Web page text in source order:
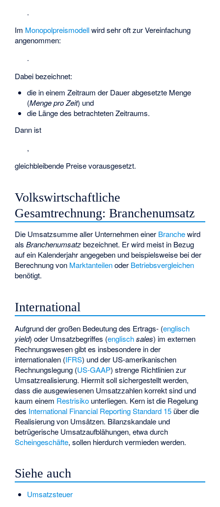
.
Im Monopolpreismodellwird sehr oft zur Vereinfachung
angenommen:
.
Dabei bezeichnet:
die in einem Zeitraum der Dauerabgesetzte Menge
(Menge pro Zeit) und
die Länge des betrachteten Zeitraums.
Dann ist
,
gleichbleibende Preise vorausgesetzt.
Volkswirtschaftliche
Gesamtrechnung: Branchenumsatz
Die Umsatzsumme aller Unternehmen einer Branchewird
alsBranchenumsatzbezeichnet. Er wird meist in Bezug
auf ein Kalenderjahr angegeben und beispielsweise bei der
Berechnung von Marktanteilenoder Betriebsvergleichen
benötigt.
International
Aufgrund der großen Bedeutung des Ertrags- (englisch
yield) oder Umsatzbegriffes (englisch sales) imexternen
Rechnungswesengibt es insbesondere in der
internationalen (IFRS) und der US-amerikanischen
Rechnungslegung (US-GAAP) strenge Richtlinien zur
Umsatzrealisierung. Hiermit soll sichergestellt werden,
dass die ausgewiesenen Umsatzzahlen korrekt sind und
kaum einem Restrisiko unterliegen. Kern ist die Regelung
des International Financial Reporting Standard 15 über die
Realisierung von Umsätzen. Bilanzskandale und
betrügerische Umsatzaufblähungen, etwa durch
Scheingeschäfte, sollen hierdurch vermieden werden.
Siehe auch
Umsatzsteuer